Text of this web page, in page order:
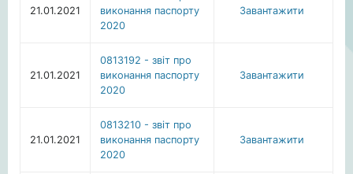
21.01.2021
виконання паспорту
2020
Завантажити
21.01.2021
0813192 - звіт про
виконання паспорту
2020
Завантажити
21.01.2021
0813210 - звіт про
виконання паспорту
2020
Завантажити